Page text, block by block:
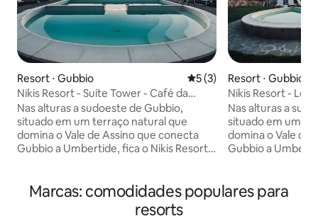
Resort ⋅ Gubbio 5 de uma avaliação média
5 (3)
Nikis Resort - Suíte Tower - Café da
manhã e piscina incluídos
Nas alturas a sudoeste de Gubbio,
situado em um terraço natural que
domina o Vale de Assino que conecta
Gubbio a Umbertide, fica o Nikis Resort,
preservando formas e materiais
originais, com móveis cuidadosamente
projetados para respeitar sobriamente o
Resort ⋅ Gubbio
Nikis Resort -
piscina inclusos
Nas alturas a
situado em um
domina o Vale de
Gubbio a
preservando
originais, com
Marcas: comodidades populares para
resorts